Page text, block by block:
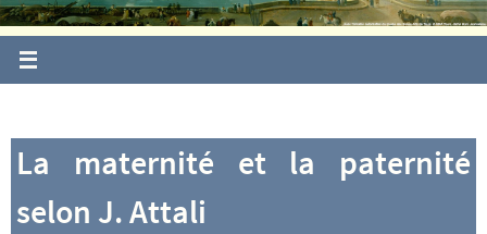
La maternité et la paternité
selon J. Attali